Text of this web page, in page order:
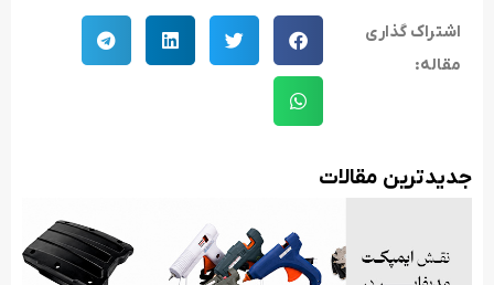
اشتراک گذاری
مقاله:
جدید‌ترین مقالات